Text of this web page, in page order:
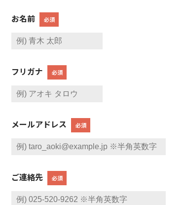
お名前 必須
フリガナ 必須
メールアドレス 必須
ご連絡先 必須